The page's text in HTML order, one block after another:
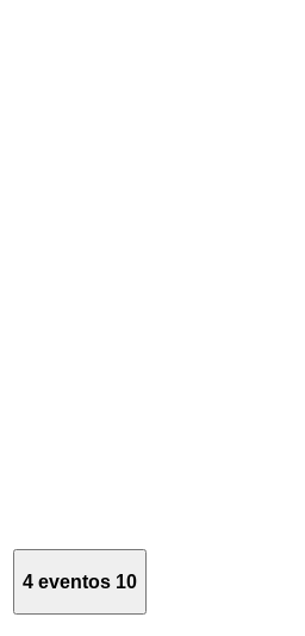
4 eventos 10